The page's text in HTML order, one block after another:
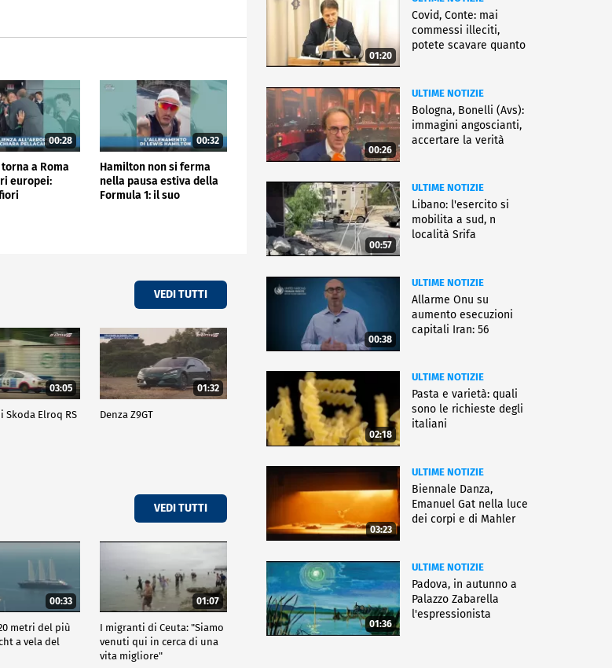
00:28
a Roma
europei:
00:32
Hamilton non si ferma
nella pausa estiva della
Formula 1: il suo
VEDI TUTTI
03:05
Skoda Elroq RS
01:32
Denza Z9GT
VEDI TUTTI
00:33
metri del più
a vela del
01:07
I migranti di Ceuta: "Siamo
venuti qui in cerca di una
vita migliore"
01:20
Covid, Conte: mai
commessi illeciti,
potete scavare quanto
00:26
ULTIME NOTIZIE
Bologna, Bonelli (Avs):
immagini angoscianti,
accertare la verità
00:57
ULTIME NOTIZIE
Libano: l'esercito si
mobilita a sud, n
località Srifa
00:38
ULTIME NOTIZIE
Allarme Onu su
aumento esecuzioni
capitali Iran: 56
02:18
ULTIME NOTIZIE
Pasta e varietà: quali
sono le richieste degli
italiani
03:23
ULTIME NOTIZIE
Biennale Danza,
Emanuel Gat nella luce
dei corpi e di Mahler
01:36
ULTIME NOTIZIE
Padova, in autunno a
Palazzo Zabarella
l'espressionista